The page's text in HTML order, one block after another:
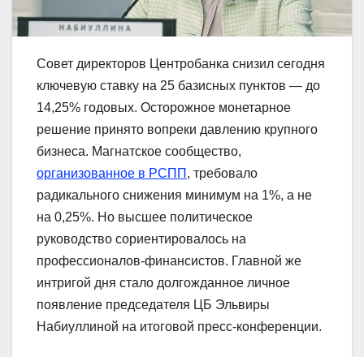
Совет директоров Центробанка снизил сегодня
ключевую ставку на 25 базисных пунктов — до
14,25% годовых. Осторожное монетарное
решение принято вопреки давлению крупного
бизнеса. Магнатское сообщество,
организованное в РСПП , требовало
радикального снижения минимум на 1%, а не
на 0,25%. Но высшее политическое
руководство сориентировалось на
профессионалов-финансистов. Главной же
интригой дня стало долгожданное личное
появление председателя ЦБ Эльвиры
Набиуллиной на итоговой пресс-конференции.